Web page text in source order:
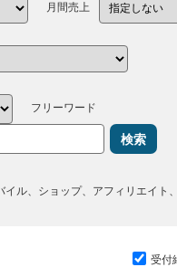
月間売上
フリーワード
検索
イル、ショップ、アフィリエイト
受付